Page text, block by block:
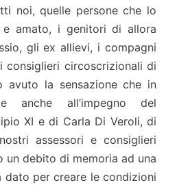
noi, quelle persone che lo
e amato, i genitori di allora
gli ex allievi, i compagni
circoscrizionali di
avuto la sensazione che in
anche all’impegno del
XI e di Carla Di Veroli, di
assessori e consiglieri
un debito di memoria ad una
dato per creare le condizioni